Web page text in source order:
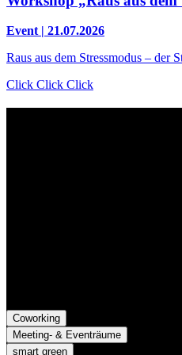
Event | 21.07.2026
Raus aus dem Stressmodus – der
Click Click Click
Coworking
Meeting- & Eventräume
smart green